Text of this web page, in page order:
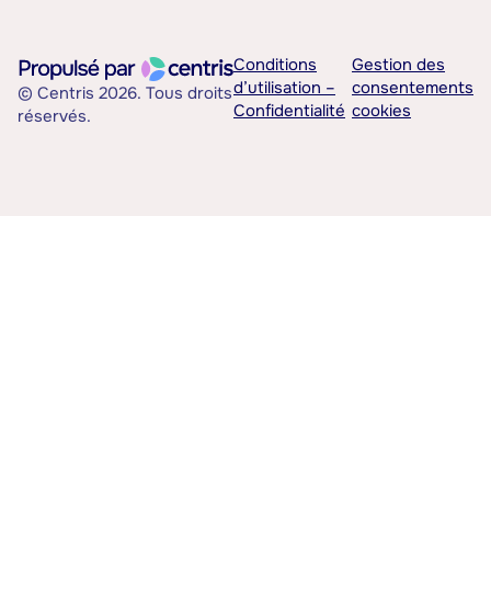
© Centris 2026. Tous droits
réservés.
Conditions
d’utilisation –
Confidentialité
Gestion des
consentements
cookies